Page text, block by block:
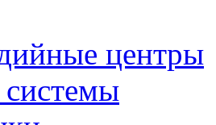
центры